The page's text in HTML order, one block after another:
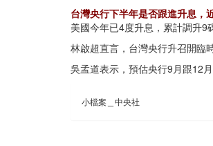
台灣央行下半年是否跟進升息，
美國今年已4度升息，累計調升9
林啟超直言，台灣央行升召開臨
吳孟道表示，預估央行9月跟12
小檔案＿中央社